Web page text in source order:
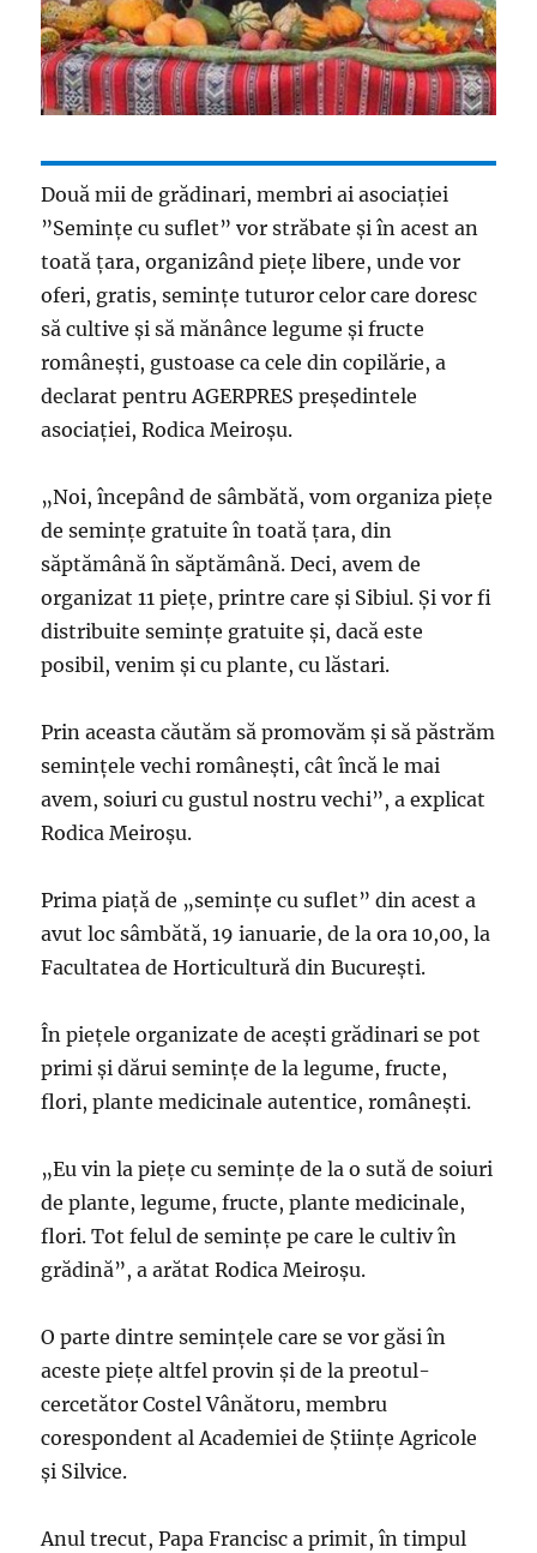
Două mii de grădinari, membri ai asociaţiei
”Seminţe cu suflet” vor străbate şi în acest an
toată ţara, organizând pieţe libere, unde vor
oferi, gratis, seminţe tuturor celor care doresc
să cultive şi să mănânce legume şi fructe
româneşti, gustoase ca cele din copilărie, a
declarat pentru AGERPRES preşedintele
asociaţiei, Rodica Meiroşu.
„Noi, începând de sâmbătă, vom organiza pieţe
de seminţe gratuite în toată ţara, din
săptămână în săptămână. Deci, avem de
organizat 11 pieţe, printre care şi Sibiul. Şi vor fi
distribuite seminţe gratuite şi, dacă este
posibil, venim şi cu plante, cu lăstari.
Prin aceasta căutăm să promovăm şi să păstrăm
seminţele vechi româneşti, cât încă le mai
avem, soiuri cu gustul nostru vechi”, a explicat
Rodica Meiroşu.
Prima piaţă de „seminţe cu suflet” din acest a
avut loc sâmbătă, 19 ianuarie, de la ora 10,00, la
Facultatea de Horticultură din Bucureşti.
În pieţele organizate de aceşti grădinari se pot
primi şi dărui seminţe de la legume, fructe,
flori, plante medicinale autentice, româneşti.
„Eu vin la pieţe cu seminţe de la o sută de soiuri
de plante, legume, fructe, plante medicinale,
flori. Tot felul de seminţe pe care le cultiv în
grădină”, a arătat Rodica Meiroşu.
O parte dintre seminţele care se vor găsi în
aceste pieţe altfel provin şi de la preotul-
cercetător Costel Vânătoru, membru
corespondent al Academiei de Ştiinţe Agricole
şi Silvice.
Anul trecut, Papa Francisc a primit, în timpul